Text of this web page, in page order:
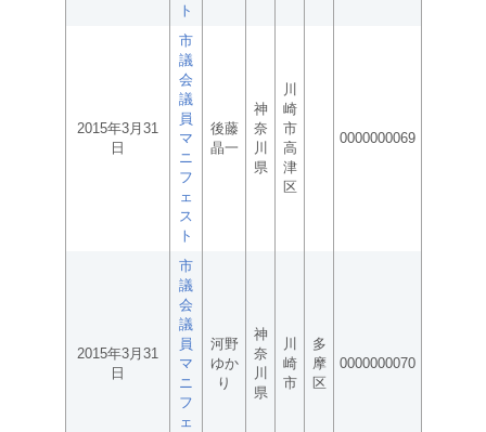
ト
2015年3月31
日
市
議
会
議
員
マ
ニ
フ
ェ
ス
ト
後藤
晶一
神
奈
川
県
川
崎
市
高
津
区
0000000069
2015年3月31
日
市
議
会
議
員
マ
ニ
フ
ェ
河野
ゆか
り
神
奈
川
県
川
崎
市
多
摩
区
0000000070